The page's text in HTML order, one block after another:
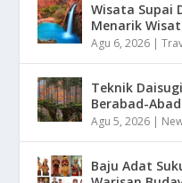
Wisata Supai
Menarik
Agu 6, 2026 |
Teknik
Berabad-Abad
Agu 5, 2026 |
Baju Adat